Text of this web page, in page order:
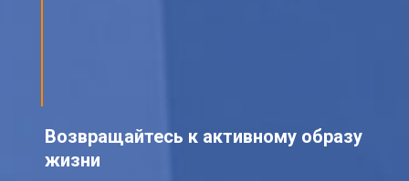
Возвращайтесь к активному образу
жизни